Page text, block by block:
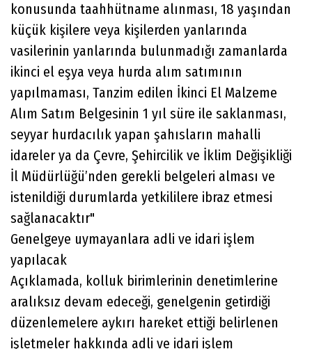
konusunda taahhütname alınması, 18 yaşından
küçük kişilere veya kişilerden yanlarında
vasilerinin yanlarında bulunmadığı zamanlarda
ikinci el eşya veya hurda alım satımının
yapılmaması, Tanzim edilen İkinci El Malzeme
Alım Satım Belgesinin 1 yıl süre ile saklanması,
seyyar hurdacılık yapan şahısların mahalli
idareler ya da Çevre, Şehircilik ve İklim Değişikliği
İl Müdürlüğü’nden gerekli belgeleri alması ve
istenildiği durumlarda yetkililere ibraz etmesi
sağlanacaktır"
Genelgeye uymayanlara adli ve idari işlem
yapılacak
Açıklamada, kolluk birimlerinin denetimlerine
aralıksız devam edeceği, genelgenin getirdiği
düzenlemelere aykırı hareket ettiği belirlenen
işletmeler hakkında adli ve idari işlem